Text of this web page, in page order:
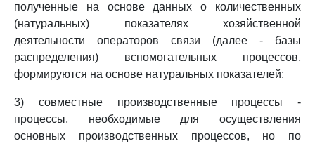
полученные на основе данных о количественных
(натуральных) показателях хозяйственной
деятельности операторов связи (далее - базы
распределения) вспомогательных процессов,
формируются на основе натуральных показателей;
3) совместные производственные процессы -
процессы, необходимые для осуществления
основных производственных процессов, но по